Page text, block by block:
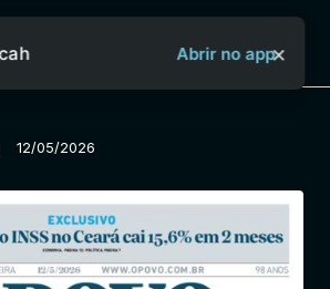
Sobre o Aya Bancah
Abrir no app×
12/05/2026